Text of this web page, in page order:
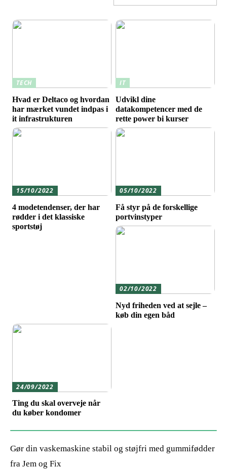
TECH
Hvad er Deltaco og hvordan
har mærket vundet indpas i
it infrastrukturen
IT
Udvikl dine
datakompetencer med de
rette power bi kurser
15/10/2022
4 modetendenser, der har
rødder i det klassiske
sportstøj
05/10/2022
Få styr på de forskellige
portvinstyper
02/10/2022
Nyd friheden ved at sejle –
køb din egen båd
24/09/2022
Ting du skal overveje når
du køber kondomer
Gør din vaskemaskine stabil og støjfri med gummifødder
fra Jem og Fix